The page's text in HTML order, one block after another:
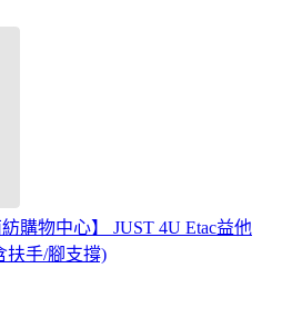
購物中心】 JUST 4U Etac益他
扶手/腳支撐)